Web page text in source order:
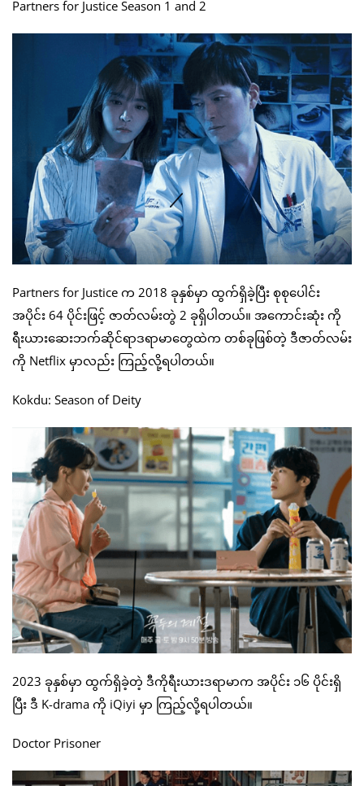
Partners for Justice Season 1 and 2
Partners for Justice က 2018 ခုနှစ်မှာ ထွက်ရှိခဲ့ပြီး စုစုပေါင်း
အပိုင်း 64 ပိုင်းဖြင့် ဇာတ်လမ်းတွဲ 2 ခုရှိပါတယ်။ အကောင်းဆုံး ကို
ရီးယားဆေးဘက်ဆိုင်ရာဒရာမာတွေထဲက တစ်ခုဖြစ်တဲ့ ဒီဇာတ်လမ်း
ကို Netflix မှာလည်း ကြည့်လို့ရပါတယ်။
Kokdu: Season of Deity
2023 ခုနှစ်မှာ ထွက်ရှိခဲ့တဲ့ ဒီကိုရီးယားဒရာမာက အပိုင်း ၁၆ ပိုင်းရှိ
ပြီး ဒီ K-drama ကို iQiyi မှာ ကြည့်လို့ရပါတယ်။
Doctor Prisoner